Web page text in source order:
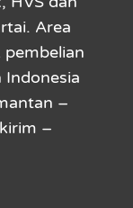
Area
Indonesia
–
–